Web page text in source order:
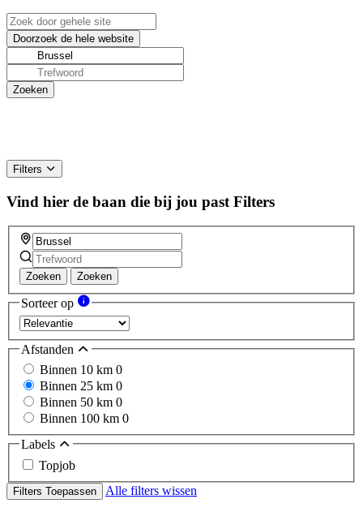
Filters
Vind hier de baan die bij jou past Filters
Zoeken Zoeken
Sorteer op
Afstanden
Binnen 10 km 0
Binnen 25 km 0
Binnen 50 km 0
Binnen 100 km 0
Labels
Topjob
Filters Toepassen Alle filters wissen